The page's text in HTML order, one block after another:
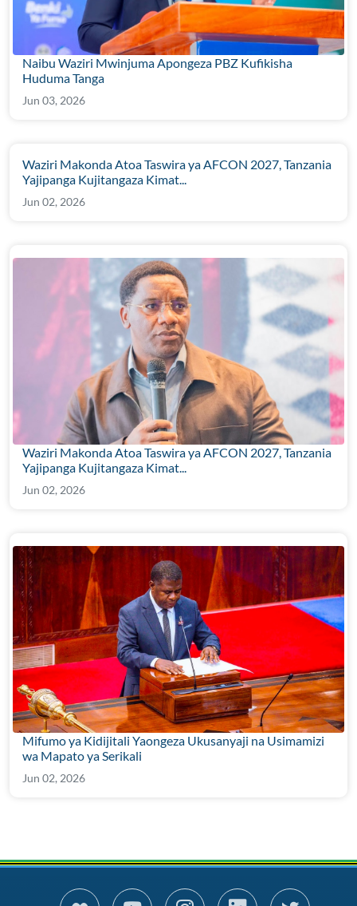
Naibu Waziri Mwinjuma Apongeza PBZ Kufikisha
Huduma Tanga
Jun 03, 2026
Waziri Makonda Atoa Taswira ya AFCON 2027, Tanzania
Yajipanga Kujitangaza Kimat...
Jun 02, 2026
Waziri Makonda Atoa Taswira ya AFCON 2027, Tanzania
Yajipanga Kujitangaza Kimat...
Jun 02, 2026
Mifumo ya Kidijitali Yaongeza Ukusanyaji na Usimamizi
wa Mapato ya Serikali
Jun 02, 2026